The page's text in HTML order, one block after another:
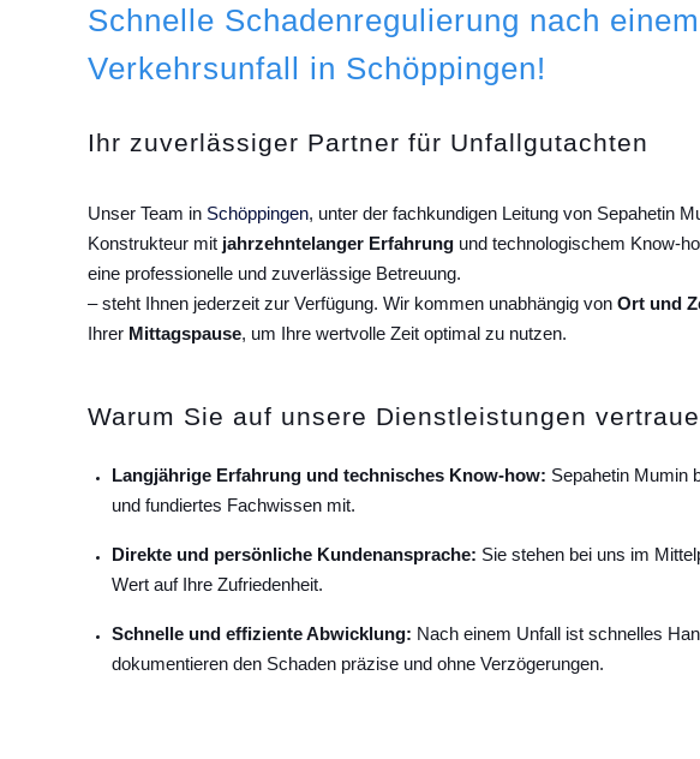
Schnelle Schadenregulierung nach einem
Verkehrsunfall in Schöppingen!
Ihr zuverlässiger Partner für Unfallgutachten
Unser Team in Schöppingen, unter der fachkundigen Leitung von Sepahetin
Konstrukteur mit jahrzehntelanger Erfahrung und technologischem Know-
eine professionelle und zuverlässige Betreuung.
– steht Ihnen jederzeit zur Verfügung. Wir kommen unabhängig von Ort und
Ihrer Mittagspause, um Ihre wertvolle Zeit optimal zu nutzen.
Warum Sie auf unsere Dienstleistungen
Langjährige Erfahrung und technisches Know-how: Sepahetin Mumin
und fundiertes Fachwissen mit.
Direkte und persönliche Kundenansprache: Sie stehen bei uns im
Wert auf Ihre Zufriedenheit.
Schnelle und effiziente Abwicklung: Nach einem Unfall ist schnelles
dokumentieren den Schaden präzise und ohne Verzögerungen.